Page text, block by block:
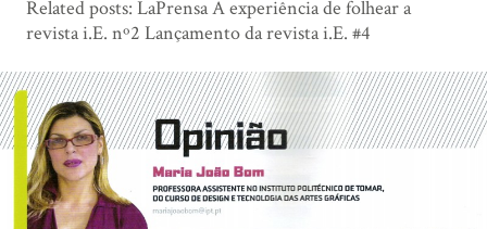
Related posts: LaPrensa A experiência de folhear a
revista i.E. nº2 Lançamento da revista i.E. #4